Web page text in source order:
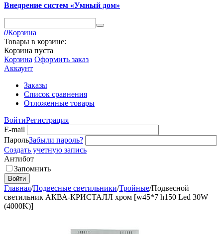
Внедрение систем «Умный дом»
0Корзина
Товары в корзине:
Корзина пуста
Корзина Оформить заказ
Аккаунт
Заказы
Список сравнения
Отложенные товары
ВойтиРегистрация
E-mail
ПарольЗабыли пароль?
Создать учетную запись
Антибот
Запомнить
Войти
Главная/Подвесные светильники/Тройные/Подвесной
светильник АКВА-КРИСТАЛЛ хром [w45*7 h150 Led 30W
(4000K)]